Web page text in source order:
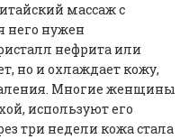
массаж с
него нужен
нефрита или
но и охлаждает кожу,
Многие женщины
используют его
три недели кожа стала